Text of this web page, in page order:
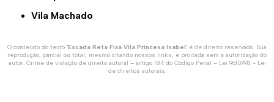
Vila Machado
O conteúdo do texto "Escada Reta Fixa Vila Princesa Isabel" é de direito reservado. Sua
reprodução, parcial ou total, mesmo citando nossos links, é proibida sem a autorização do
autor. Crime de violação de direito autoral – artigo 184 do Código Penal – Lei 9610/98 - Lei
de direitos autorais.